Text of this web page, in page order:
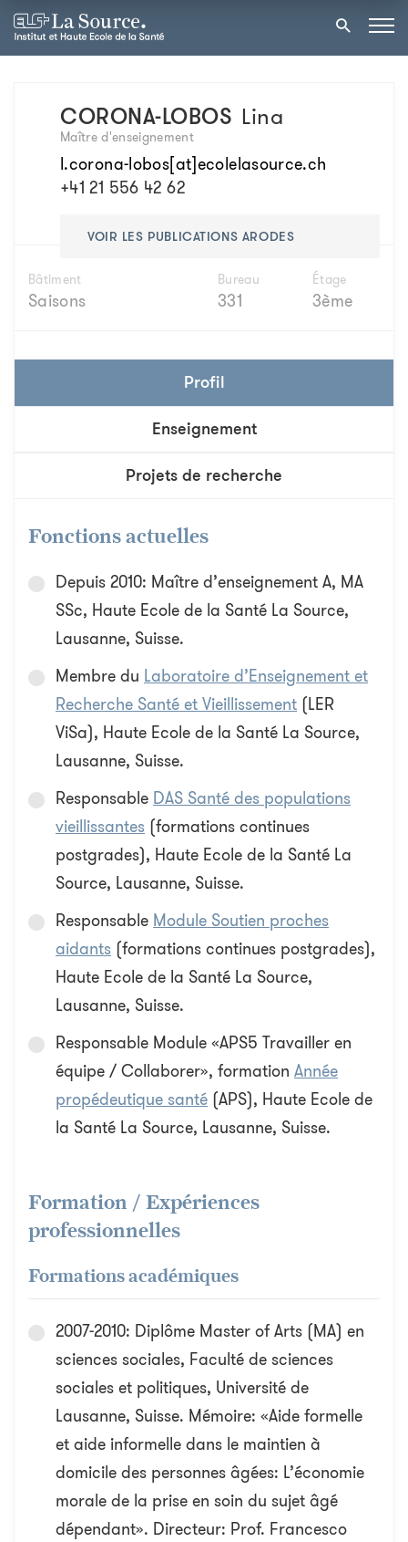
CORONA-LOBOS Lina
Maître d'enseignement
l.corona-lobos[at]ecolelasource.ch
+41 21 556 42 62
VOIR LES PUBLICATIONS ARODES
Bâtiment
Saisons
Bureau
331
Étage
3ème
Profil
Enseignement
Projets de recherche
Fonctions actuelles
Depuis 2010: Maître d’enseignement A, MA
SSc, Haute Ecole de la Santé La Source,
Lausanne, Suisse.
Membre du Laboratoire d’Enseignement et
Recherche Santé et Vieillissement (LER
ViSa), Haute Ecole de la Santé La Source,
Lausanne, Suisse.
Responsable DAS Santé des populations
vieillissantes (formations continues
postgrades), Haute Ecole de la Santé La
Source, Lausanne, Suisse.
Responsable Module Soutien proches
aidants (formations continues postgrades),
Haute Ecole de la Santé La Source,
Lausanne, Suisse.
Responsable Module «APS5 Travailler en
équipe / Collaborer», formation Année
propédeutique santé (APS), Haute Ecole de
la Santé La Source, Lausanne, Suisse.
Formation / Expériences
professionnelles
Formations académiques
2007-2010: Diplôme Master of Arts (MA) en
sciences sociales, Faculté de sciences
sociales et politiques, Université de
Lausanne, Suisse. Mémoire: «Aide formelle
et aide informelle dans le maintien à
domicile des personnes âgées: L’économie
morale de la prise en soin du sujet âgé
dépendant». Directeur: Prof. Francesco